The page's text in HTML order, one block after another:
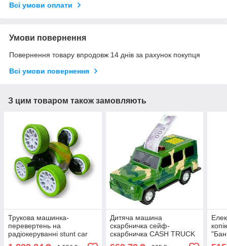
Всі умови оплати
Умови повернення
Повернення товару впродовж 14 днів за рахунок покупця
Всі умови повернення
З цим товаром також замовляють
Трукова машинка-
перевертень на
радіокеруванні stunt car
Дитяча машина
скарбничка сейф-
скарбничка CASH TRUCK